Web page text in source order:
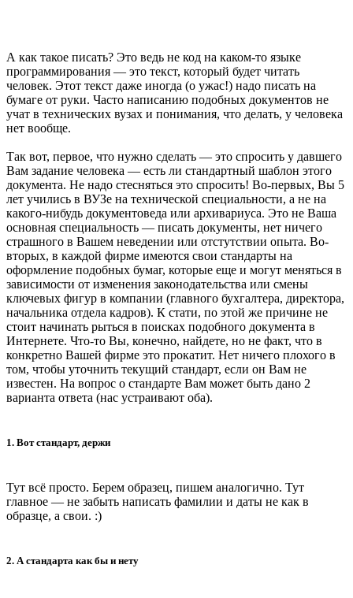
А как такое писать? Это ведь не код на каком-то языке
программирования — это текст, который будет читать
человек. Этот текст даже иногда (о ужас!) надо писать на
бумаге от руки. Часто написанию подобных документов не
учат в технических вузах и понимания, что делать, у человека
нет вообще.
Так вот, первое, что нужно сделать — это спросить у давшего
Вам задание человека — есть ли стандартный шаблон этого
документа. Не надо стесняться это спросить! Во-первых, Вы 5
лет учились в ВУЗе на технической специальности, а не на
какого-нибудь документоведа или архивариуса. Это не Ваша
основная специальность — писать документы, нет ничего
страшного в Вашем неведении или отстутствии опыта. Во-
вторых, в каждой фирме имеются свои стандарты на
оформление подобных бумаг, которые еще и могут меняться в
зависимости от изменения законодательства или смены
ключевых фигур в компании (главного бухгалтера, директора,
начальника отдела кадров). К стати, по этой же причине не
стоит начинать рыться в поисках подобного документа в
Интернете. Что-то Вы, конечно, найдете, но не факт, что в
конкретно Вашей фирме это прокатит. Нет ничего плохого в
том, чтобы уточнить текущий стандарт, если он Вам не
известен. На вопрос о стандарте Вам может быть дано 2
варианта ответа (нас устраивают оба).
1. Вот стандарт, держи
Тут всё просто. Берем образец, пишем аналогично. Тут
главное — не забыть написать фамилии и даты не как в
образце, а свои. :)
2. А стандарта как бы и нету